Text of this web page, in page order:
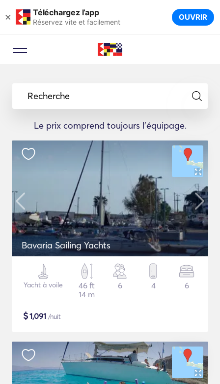
× Téléchargez l’app
Réservez vite et facilement OUVRIR
Recherche
Le prix comprend toujours l'équipage.
Bavaria Sailing Yachts
Yacht à voile
46 ft
14 m
6 4 6
$1,091 /nuit